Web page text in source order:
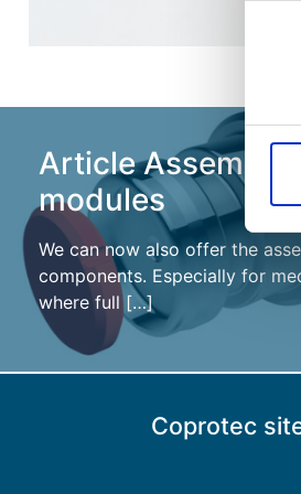
Article Assembly
modules
We can now also offer the
components. Especially for
where full […]
Coprotec